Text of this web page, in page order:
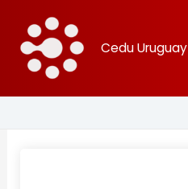
contenido
Cedu Uruguay